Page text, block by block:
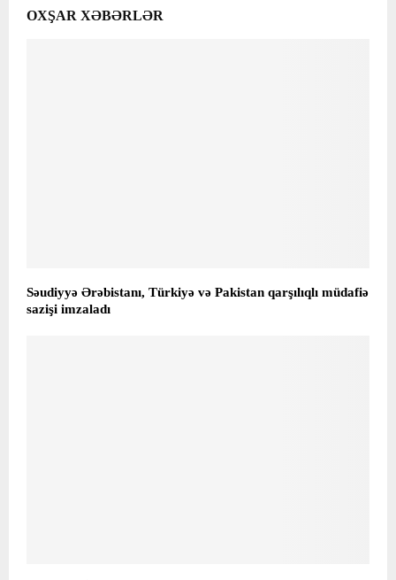
OXŞAR XƏBƏRLƏR
Səudiyyə Ərəbistanı, Türkiyə və Pakistan qarşılıqlı müdafiə
sazişi imzaladı